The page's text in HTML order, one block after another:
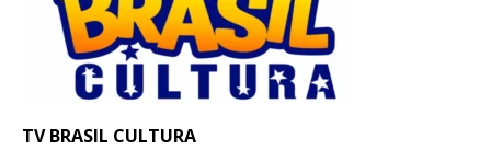
TV BRASIL CULTURA